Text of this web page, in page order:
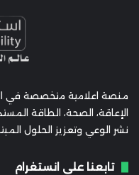
منصة اعلامية متخصصة في
الإعاقة، الصحة، الطاقة
نشر الوعي وتعزيز الحلول
تابعنا على انستغرام